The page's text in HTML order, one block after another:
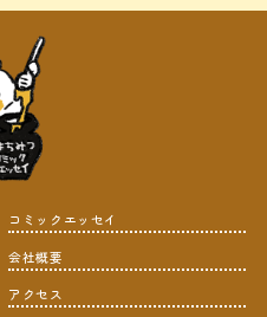
コミックエッセイ
会社概要
アクセス